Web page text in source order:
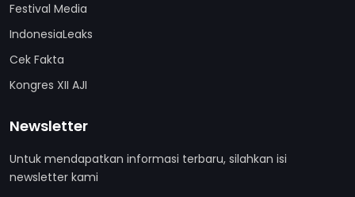
Festival Media
IndonesiaLeaks
Cek Fakta
Kongres XII AJI
Newsletter
Untuk mendapatkan informasi terbaru, silahkan isi
newsletter kami